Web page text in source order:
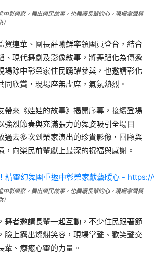
中彰榮家，舞出榮民故事，也舞暖長輩的心，現場掌聲與
賀連華、團長薛喻鮮率領團員登台，結合
、現代舞劇及影像敘事，將舞蹈化為傳遞
場除中彰榮家住民踴躍參與，也邀請彰化
同欣賞，現場座無虛席，氣氛熱烈。
帶來《娃娃的故事》揭開序幕，接續登場
強烈節奏與充滿張力的舞姿吸引全場目
過去多次到榮家演出的珍貴影像，回顧與
，向榮民前輩獻上最深的祝福與感謝。
中彰榮家，舞出榮民故事，也舞暖長輩的心，現場掌聲與
舞者邀請長輩一起互動，不少住民跟著節
臉上露出燦爛笑容，現場掌聲、歡笑聲交
輩、療癒心靈的力量。